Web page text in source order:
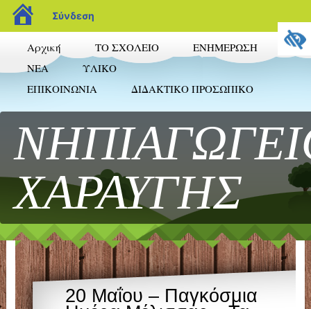
blogs.sch.gr
Σύνδεση
Αρχική ΤΟ ΣΧΟΛΕΙΟ
ΕΝΗΜΕΡΩΣΗ
NEA
ΥΛΙΚΟ
ΕΠΙΚΟΙΝΩΝΙΑ
ΔΙΔΑΚΤΙΚΟ ΠΡΟΣΩΠΙΚΟ
ΧΑΡΑΥΓΗΣ
20 Μαΐου – Παγκόσμια